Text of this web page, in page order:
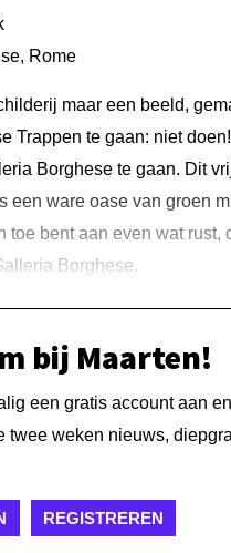
Rome
maar een beeld,
Trappen te gaan: niet
Borghese te gaan. Dit
een ware oase van groen
toe bent aan even wat
Borghese.
bij Maarten!
een gratis account aan
twee weken nieuws,
REGISTREREN